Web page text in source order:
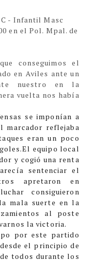
- Infantil Masc
en el Pol. Mpal. de
conseguimos el
en Aviles ante un
nuestro en la
vuelta nos había
se imponían a
marcador reflejaba
eran un poco
equipo local
y cogió una renta
sentenciar el
apretaron en
consiguieron
mala suerte en la
al poste
la victoria.
por este partido
el principio de
todos durante los